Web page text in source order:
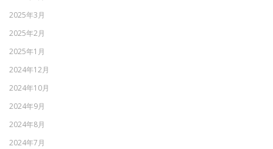
2025年3月
2025年2月
2025年1月
2024年12月
2024年10月
2024年9月
2024年8月
2024年7月